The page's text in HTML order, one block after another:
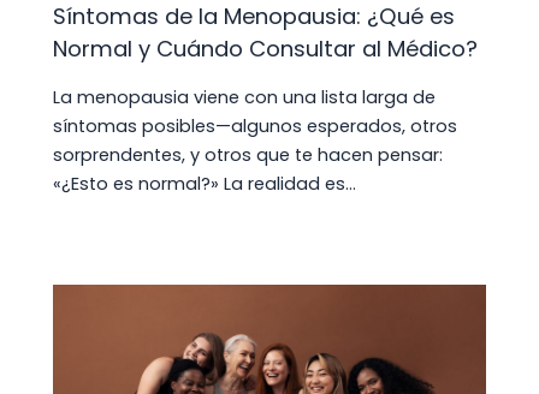
Síntomas de la Menopausia: ¿Qué es
Normal y Cuándo Consultar al Médico?
La menopausia viene con una lista larga de
síntomas posibles—algunos esperados, otros
sorprendentes, y otros que te hacen pensar:
«¿Esto es normal?» La realidad es…